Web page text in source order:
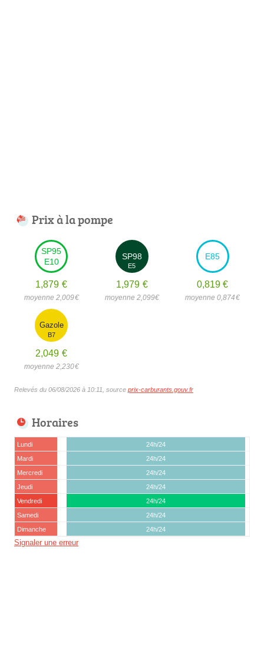
Prix à la pompe
SP95
E10
1,879 €
moyenne 2,009€
SP98
E5
1,979 €
moyenne 2,099€
E85
0,819 €
moyenne 0,874€
Gazole
B7
2,049 €
moyenne 2,230€
Relevés du 06/08/2026 à 10:11, source prix-carburants.gouv.fr
Horaires
Lundi
24h/24
Mardi
24h/24
Mercredi
24h/24
Jeudi
24h/24
Vendredi
24h/24
Samedi
24h/24
Dimanche
24h/24
Signaler une erreur